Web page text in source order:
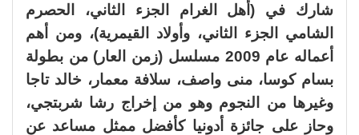
شارك في (أهل الغرام الجزء الثاني، الحصرم
الشامي الجزء الثاني، وأولاد القيمرية)، ومن أهم
أعماله عام 2009 مسلسل (زمن العار) من بطولة
بسام كوسا، منى واصف، سلافة معمار، خالد تاجا
وغيرها من النجوم وهو من إخراج رشا شربتجي،
وحاز على جائزة أدونيا كأفضل ممثل مساعد عن